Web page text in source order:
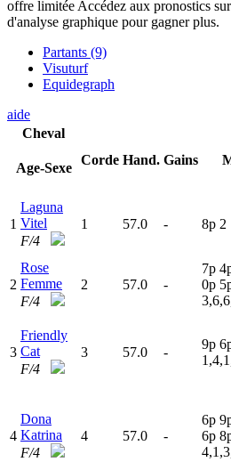
offre limitée Accédez aux pronostics
d'analyse graphique pour gagner plus.
Partants (9)
Visuturf
Equidegraph
aide
Cheval
Age-Sexe
Corde Hand. Gains
1
Laguna
Vitel
F/4
1 57.0 - 8p 2
2
Rose
Femme
F/4
2 57.0 -
7p 4
0p 5
3
Friendly
Cat
F/4
3 57.0 -
9p 6
4
Dona
Katrina
F/4
4 57.0 -
6p 9
6p 8